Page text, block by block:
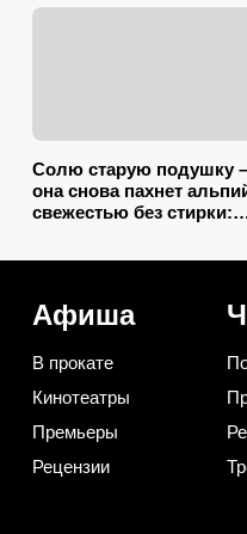
Солю старую подушку
она снова пахнет
свежестью без стирки:
Афиша
В прокате
Кинотеатры
Премьеры
Рецензии